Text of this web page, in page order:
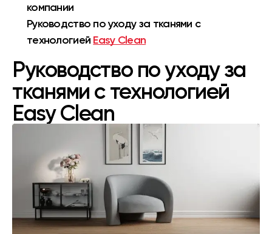
компании
Руководство по уходу за тканями с
технологией Easy Clean
Руководство по уходу за
тканями с технологией
Easy Clean